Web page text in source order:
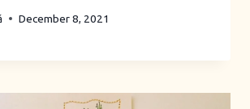
December 8, 2021